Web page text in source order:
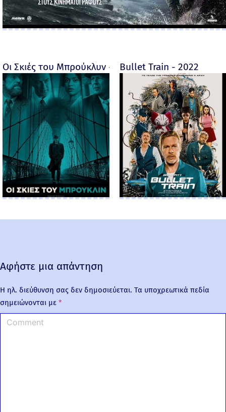
Οι Σκιές του Μπρούκλυν - Motherless Brooklyn -
Bullet Train - 2022
Αφήστε μια απάντηση
Η ηλ. διεύθυνση σας δεν δημοσιεύεται. Τα υποχρεωτικά πεδία
σημειώνονται με *